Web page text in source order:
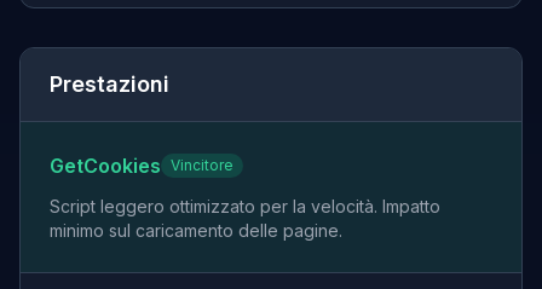
Prestazioni
GetCookies Vincitore
Script leggero ottimizzato per la velocità. Impatto
minimo sul caricamento delle pagine.